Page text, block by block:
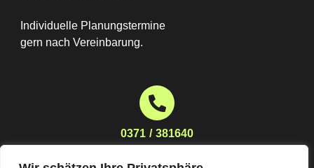
Individuelle Planungstermine
gern nach Vereinbarung.
0371 / 381640